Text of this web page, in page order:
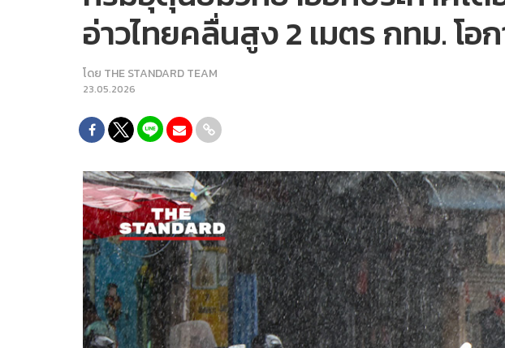
อ่าวไทยคลื่นสูง 2 เมตร กทม. โอ
โดย THE STANDARD TEAM
23.05.2026